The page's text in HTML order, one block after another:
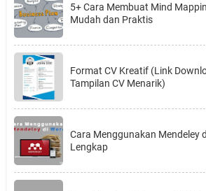
5+ Cara Membuat Mind
Mudah dan Praktis
Format CV Kreatif (Link
Tampilan CV Menarik)
Cara Menggunakan Mendeley
Lengkap